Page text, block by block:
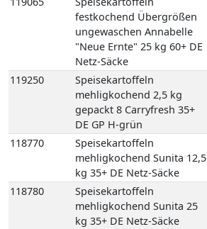
festkochend Übergrößen
ungewaschen Annabelle
"Neue Ernte" 25 kg 60+ DE
Netz-Säcke
119250
Speisekartoffeln
mehligkochend 2,5 kg
gepackt 8 Carryfresh 35+
DE GP H-grün
118770
Speisekartoffeln
mehligkochend Sunita 12,5
kg 35+ DE Netz-Säcke
118780
Speisekartoffeln
mehligkochend Sunita 25
kg 35+ DE Netz-Säcke